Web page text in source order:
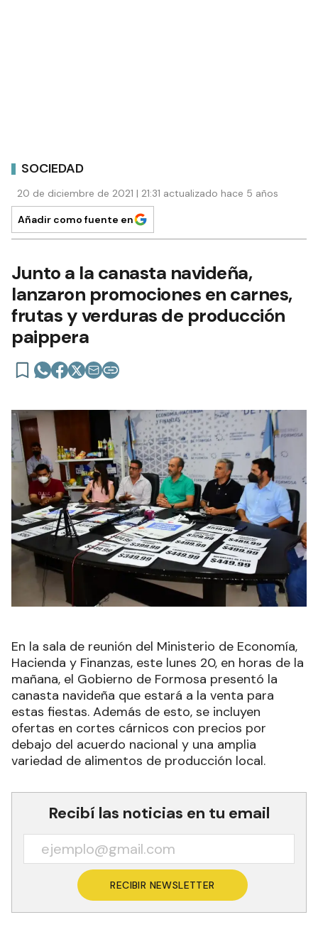
SOCIEDAD
20 de diciembre de 2021 | 21:31 actualizado hace 5 años
Añadir como fuente en
Junto a la canasta navideña,
lanzaron promociones en carnes,
frutas y verduras de producción
paippera
En la sala de reunión del Ministerio de Economía,
Hacienda y Finanzas, este lunes 20, en horas de la
mañana, el Gobierno de Formosa presentó la
canasta navideña que estará a la venta para
estas fiestas. Además de esto, se incluyen
ofertas en cortes cárnicos con precios por
debajo del acuerdo nacional y una amplia
variedad de alimentos de producción local.
Recibí las noticias en tu email
RECIBIR NEWSLETTER